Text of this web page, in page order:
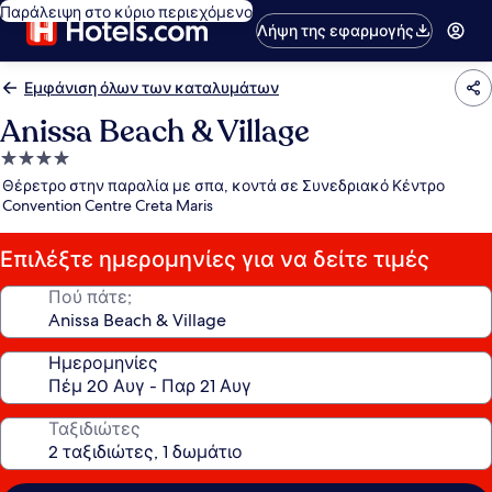
Παράλειψη στο κύριο περιεχόμενο
Λήψη της εφαρμογής
Εμφάνιση όλων των καταλυμάτων
Anissa Beach & Village
Κατάλυμα
με
4.0
αστέρια
Θέρετρο στην παραλία με σπα, κοντά σε Συνεδριακό Κέντρο
Convention Centre Creta Maris
Επιλέξτε ημερομηνίες για να δείτε τιμές
Πού πάτε;
Ημερομηνίες
Ταξιδιώτες